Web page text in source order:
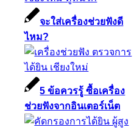
จะใส่เครื่องช่วยฟังดี
ไหม?
5 ข้อควรรู้ ซื้อเครื่อง
ช่วยฟังจากอินเตอร์เน็ต